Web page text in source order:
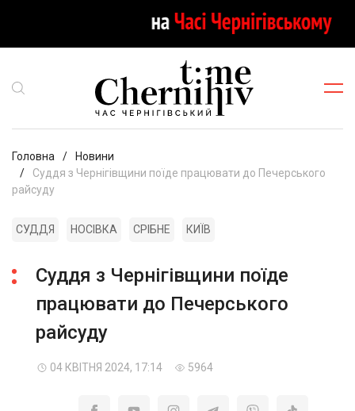
Головна
Новини
Суддя з Чернігівщини поїде працювати до Печерського
райсуду
СУДДЯ НОСІВКА СРІБНЕ КИЇВ
Суддя з Чернігівщини поїде
працювати до Печерського
райсуду
04 КВІТНЯ 2024, 17:14 5964